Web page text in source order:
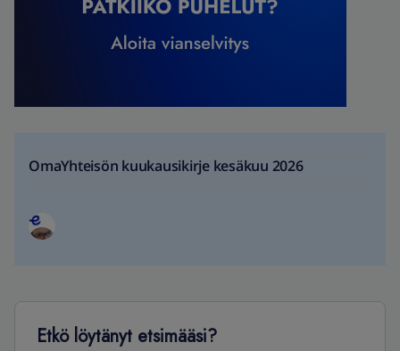
OmaYhteisön kuukausikirje kesäkuu 2026
Etkö löytänyt etsimääsi?